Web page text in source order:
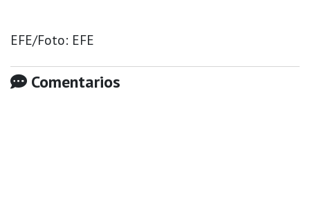
EFE/Foto: EFE
Comentarios